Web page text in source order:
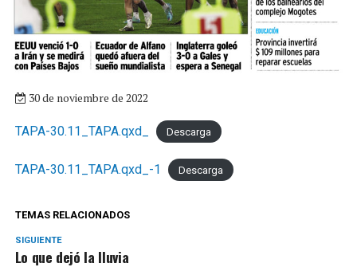
30 de noviembre de 2022
TAPA-30.11_TAPA.qxd_ Descarga
TAPA-30.11_TAPA.qxd_-1 Descarga
TEMAS RELACIONADOS
SIGUIENTE
Lo que dejó la lluvia